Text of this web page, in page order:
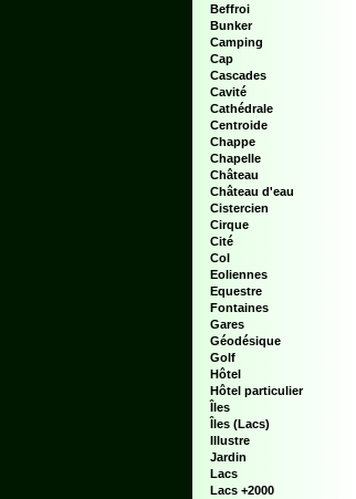
Beffroi
Bunker
Camping
Cap
Cascades
Cavité
Cathédrale
Centroide
Chappe
Chapelle
Château
Château d'eau
Cistercien
Cirque
Cité
Col
Eoliennes
Equestre
Fontaines
Gares
Géodésique
Golf
Hôtel
Hôtel particulier
Îles
Îles (Lacs)
Illustre
Jardin
Lacs
Lacs +2000